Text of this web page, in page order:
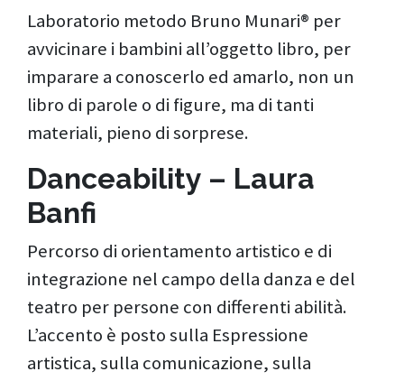
Laboratorio metodo Bruno Munari® per
avvicinare i bambini all’oggetto libro, per
imparare a conoscerlo ed amarlo, non un
libro di parole o di figure, ma di tanti
materiali, pieno di sorprese.
Danceability – Laura
Banfi
Percorso di orientamento artistico e di
integrazione nel campo della danza e del
teatro per persone con differenti abilità.
L’accento è posto sulla Espressione
artistica, sulla comunicazione, sulla